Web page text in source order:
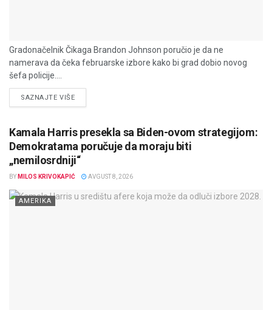
Gradonačelnik Čikaga Brandon Johnson poručio je da ne
namerava da čeka februarske izbore kako bi grad dobio novog
šefa policije....
SAZNAJTE VIŠEDETAILS
Kamala Harris presekla sa Biden-ovom strategijom:
Demokratama poručuje da moraju biti
„nemilosrdniji“
BY MILOS KRIVOKAPIĆ AVGUST 8, 2026
AMERIKA